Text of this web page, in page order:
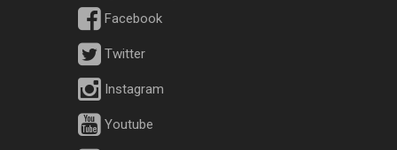
Facebook
Twitter
Instagram
Youtube